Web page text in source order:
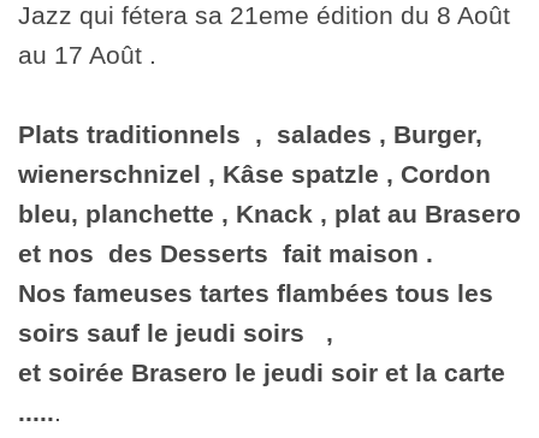
Jazz qui fétera sa 21eme édition du 8 Août
au 17 Août .
Plats traditionnels , salades , Burger,
wienerschnizel , Kâse spatzle , Cordon
bleu, planchette , Knack , plat au Brasero
et nos des Desserts fait maison .
Nos fameuses tartes flambées tous les
soirs sauf le jeudi soirs ,
et soirée Brasero le jeudi soir et la carte
......